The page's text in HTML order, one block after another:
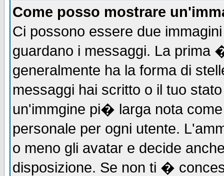
Come posso mostrare
Ci possono essere due
guardano i messaggi. La prima
generalmente ha la forma di
messaggi hai scritto o il tuo
un'immgine pi� larga nota
personale per ogni utente.
o meno gli avatar e decide
disposizione. Se non ti �